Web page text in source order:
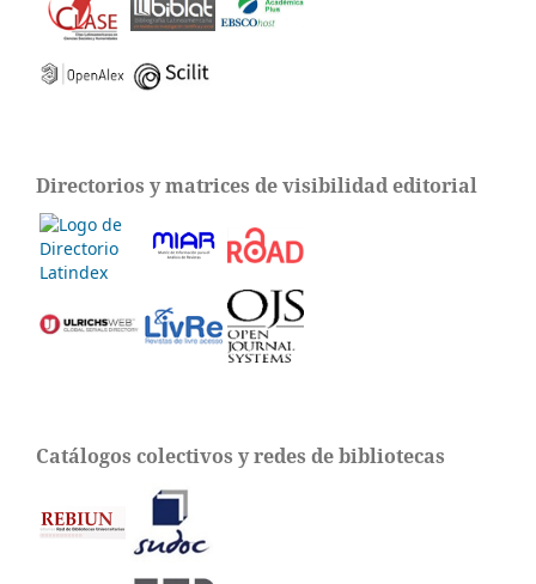
Directorios y matrices de visibilidad editorial
Catálogos colectivos y redes de bibliotecas